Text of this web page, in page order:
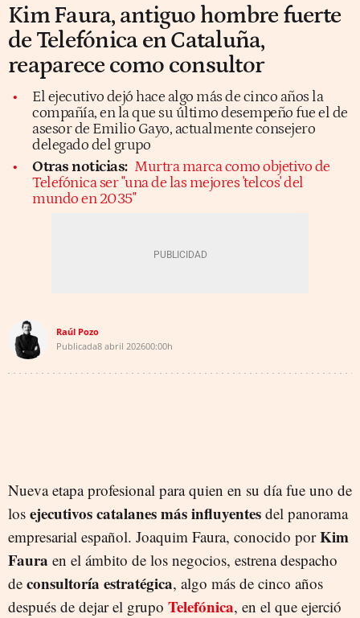
Kim Faura, antiguo hombre fuerte
de Telefónica en Cataluña,
reaparece como consultor
El ejecutivo dejó hace algo más de cinco años la
compañía, en la que su último desempeño fue el de
asesor de Emilio Gayo, actualmente consejero
delegado del grupo
Otras noticias: Murtra marca como objetivo de
Telefónica ser "una de las mejores 'telcos' del
mundo en 2035"
Raúl Pozo
Publicada8 abril 202600:00h
Nueva etapa profesional para quien en su día fue uno de
los ejecutivos catalanes más influyentes del panorama
empresarial español. Joaquim Faura, conocido porKim
Faura en el ámbito de los negocios, estrena despacho
de consultoría estratégica, algo más de cinco años
después de dejar el grupo Telefónica, en el que ejerció